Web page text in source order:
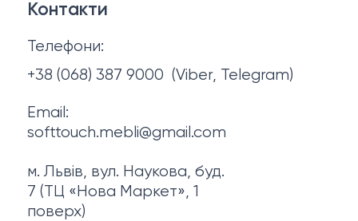
Політика конфіденційності
Контакти
Телефони:
+38 (068) 387 9000 (Viber, Telegram)
Email:
softtouch.mebli@gmail.com
м. Львів, вул. Наукова, буд.
7 (ТЦ «Нова Маркет», 1
поверх)